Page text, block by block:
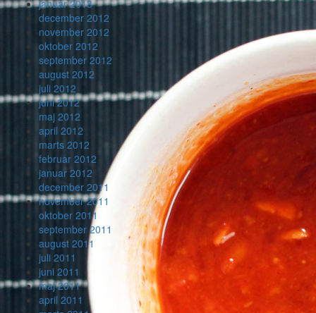
januar 2013
december 2012
november 2012
oktober 2012
september 2012
august 2012
juli 2012
juni 2012
maj 2012
april 2012
marts 2012
februar 2012
januar 2012
december 2011
november 2011
oktober 2011
september 2011
august 2011
juli 2011
juni 2011
maj 2011
april 2011